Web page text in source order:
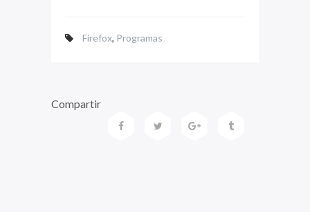
Firefox, Programas
Compartir